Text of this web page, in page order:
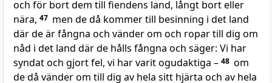
och för bort dem till fiendens land, långt bort eller
nära, 47 men de då kommer till besinning i det land
där de är fångna och vänder om och ropar till dig om
nåd i det land där de hålls fångna och säger: Vi har
syndat och gjort fel, vi har varit ogudaktiga – 48 om
de då vänder om till dig av hela sitt hjärta och av hela